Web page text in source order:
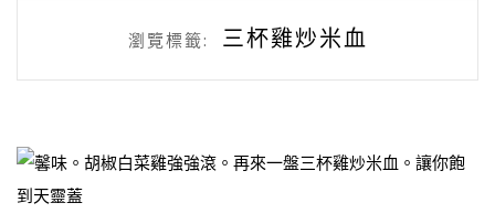
瀏覽標籤: 三杯雞炒米血